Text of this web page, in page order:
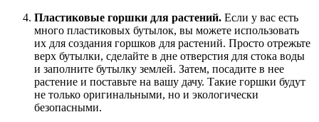
Пластиковые горшки для растений. Если у вас есть
много пластиковых бутылок, вы можете использовать
их для создания горшков для растений. Просто отрежьте
верх бутылки, сделайте в дне отверстия для стока воды
и заполните бутылку землей. Затем, посадите в нее
растение и поставьте на вашу дачу. Такие горшки будут
не только оригинальными, но и экологически
безопасными.